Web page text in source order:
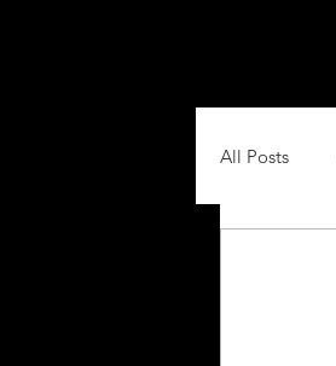
All Posts